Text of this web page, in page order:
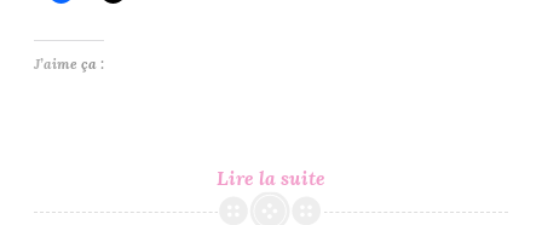
Lire la suite
My
J’aime ça :